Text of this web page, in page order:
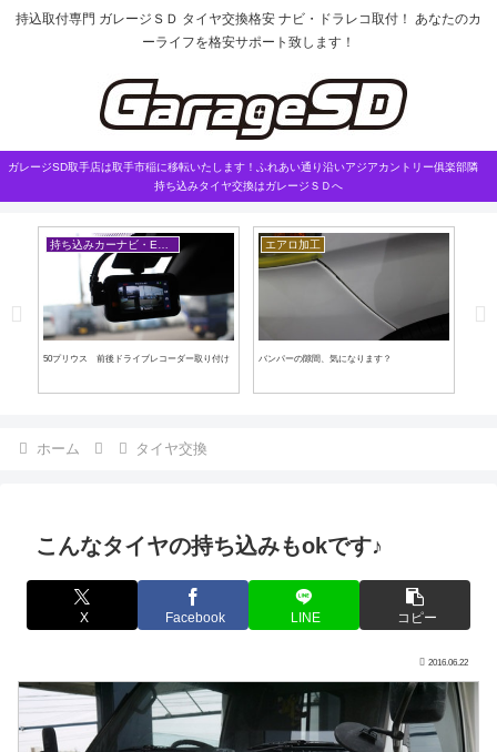
持込取付専門 ガレージＳＤ タイヤ交換格安 ナビ・ドラレコ取付！ あなたのカ
ーライフを格安サポート致します！
ガレージSD取手店は取手市稲に移転いたします！ふれあい通り沿いアジアカントリー俱楽部隣
持ち込みタイヤ交換はガレージＳＤへ
50プリウス 前後ドライブレコーダー取り付け
エアロ加工
バンパーの隙間、気になります？
ホーム タイヤ交換
こんなタイヤの持ち込みもokです♪
X Facebook LINE コピー
2016.06.22